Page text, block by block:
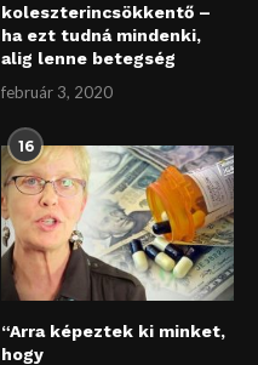
koleszterincsökkentő –
ha ezt tudná mindenki,
alig lenne betegség
február 3, 2020
16
“Arra képeztek ki minket,
hogy